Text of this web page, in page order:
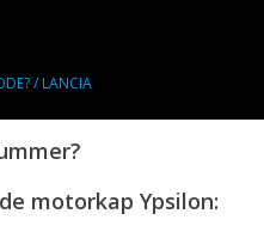
/LANCIA
motorkap Ypsilon: